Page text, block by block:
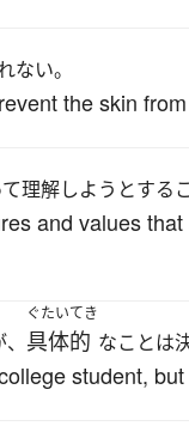
ない。
the skin
理解しようとする
and values
ぐたいてき
具体的 なことは
student,